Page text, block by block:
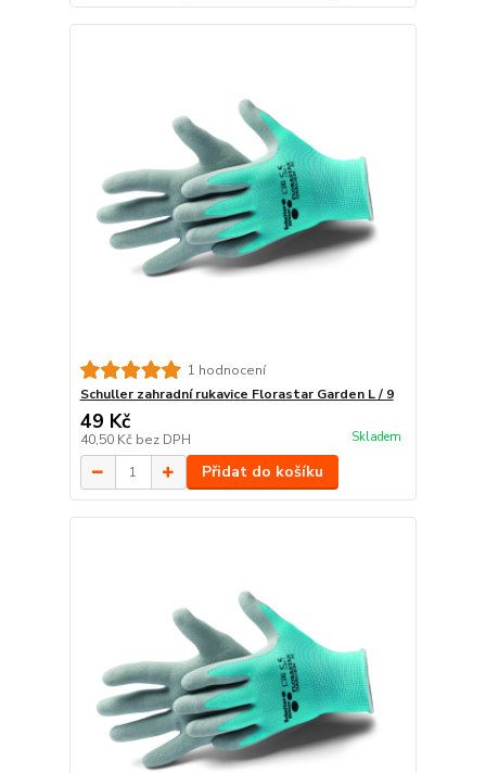
1 hodnocení
Schuller zahradní rukavice Florastar Garden L / 9
49 Kč
40,50 Kč bez DPH Skladem
Přidat do košíku